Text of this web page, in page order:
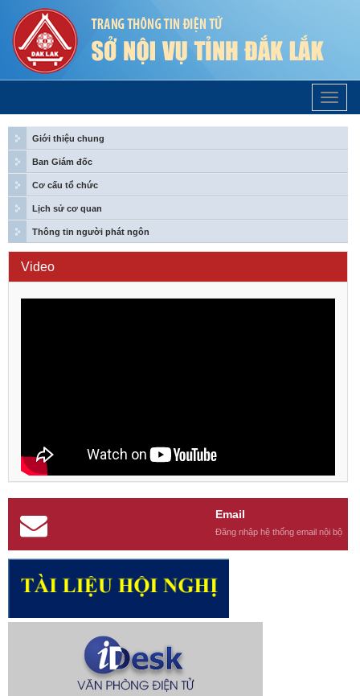
Trang
Chủ
Giới thiệu chung
Ban Giám đốc
Cơ cấu tổ chức
Lịch sử cơ quan
Thông tin người phát ngôn
Video
Email
Đăng nhập hệ thống email nội bộ